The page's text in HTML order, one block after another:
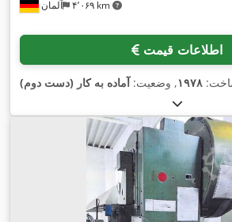
آلمان ۴٬۰۶۹ km
اطلاعات قیمت
۱۹۷۸, وضعیت: آماده به کار (دست دوم)